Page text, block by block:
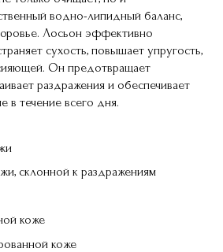
водно-липидный баланс,
Лосьон эффективно
сухость, повышает упругость,
Он предотвращает
раздражения и обеспечивает
течение всего дня.
склонной к раздражениям
коже
коже